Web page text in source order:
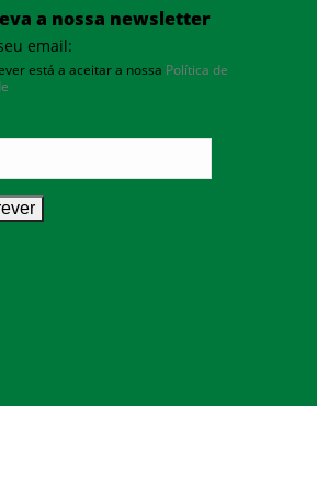
a nossa newsletter
email:
está a aceitar a nossa Política de